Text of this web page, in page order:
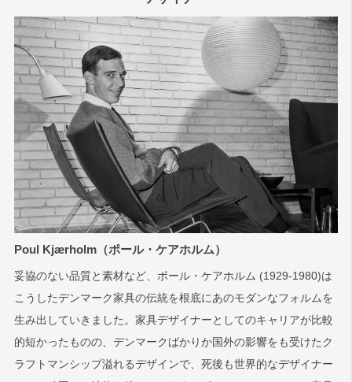
Poul Kjærholm（ポール・ケアホルム）
妥協のない品質と素材など、ポール・ケアホルム (1929-1980)は
こうしたデンマーク家具の伝統を根底にあのモダンなフォルムを
生み出していきました。家具デザイナーとしてのキャリアが比較
的短かったものの、デンマークばかりか国外の影響をも受けたク
ラフトマンシップ溢れるデザインで、死後も世界的なデザイナー